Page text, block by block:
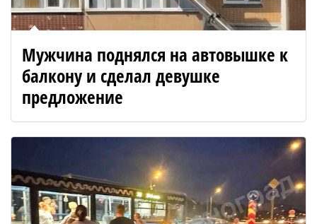
Мужчина поднялся на автовышке к
балкону и сделал девушке
предложение